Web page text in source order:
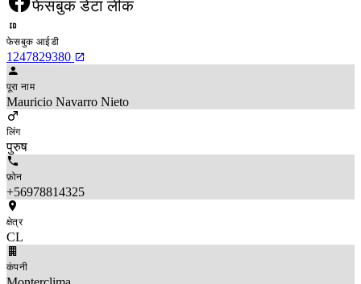
फेसबुक डेटा लीक
फेसबुक आईडी
1247829380
पूरा नाम
Mauricio Navarro Nieto
लिंग
पुरुष
फ़ोन
+56978814325
क्षेत्र
CL
कंपनी